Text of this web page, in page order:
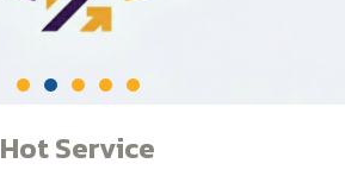
Hot Service